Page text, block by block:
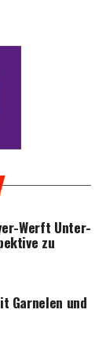
Werft Unter­
zu
Gar­ne­len und